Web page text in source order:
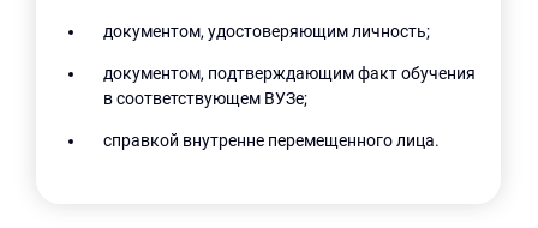
документом, удостоверяющим личность;
документом, подтверждающим факт обучения
в соответствующем ВУЗе;
справкой внутренне перемещенного лица.